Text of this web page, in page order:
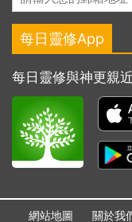
每日靈修App
每日靈修與神更親近
網站地圖 關於我